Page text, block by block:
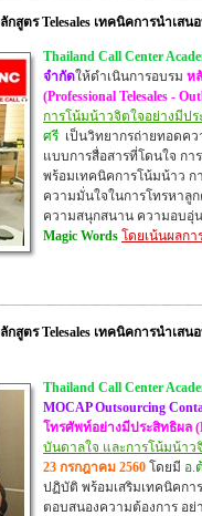
สูตร Telesales เทคนิคการนำเ
Thailand Call Center
จำกัดให้ดำเนินการอบรม ห
(Professional Telesales -
การโน้มน้าวจิตใจอย่างมีป
ศรี เป็นวิทยากรถ่ายทอดค
แบบการสื่อสารที่โดนใจ กา
พร้อมเทคนิคการโน้มน้าว ก
ความมั่นใจในการโทรหาลู
ความสนุกสนาน ความอบอุ่
Magic Words โดยเน้นผลก
ตร Telesales เทคนิคการนำเส
Thailand Call Center
MOCAP Outsourcing
โทรศัพท์อย่างมีประสิทธิผล
บันดาลใจ และการโน้มน้าว
23 กรกฎาคม 2560 โดยมี อ.
ปฏิบัติ พร้อมเสริมเทคนิคก
ตอบสนองความต้องการ อย่